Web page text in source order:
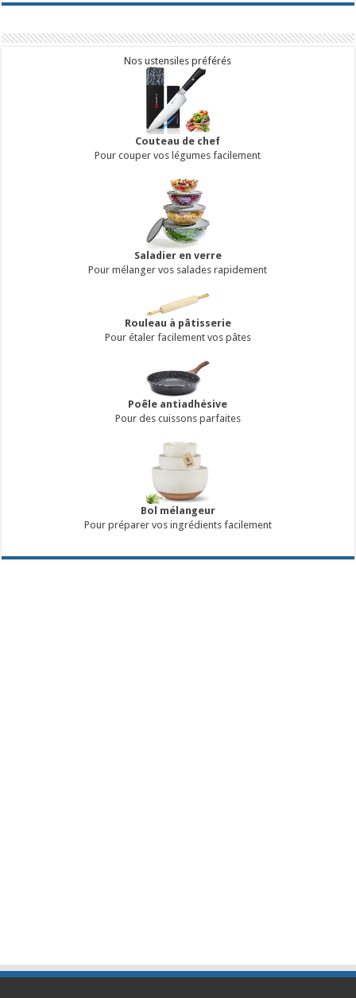
Nos ustensiles préférés
Couteau de chef
Pour couper vos légumes facilement
Saladier en verre
Pour mélanger vos salades rapidement
Rouleau à pâtisserie
Pour étaler facilement vos pâtes
Poêle antiadhésive
Pour des cuissons parfaites
Bol mélangeur
Pour préparer vos ingrédients facilement